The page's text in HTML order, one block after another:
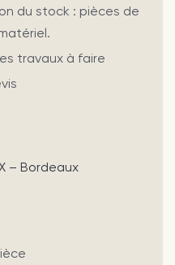
du stock : pièces de
travaux à faire
– Bordeaux